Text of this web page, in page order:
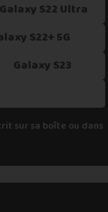
Galaxy S22 Ultra
S22+ 5G
Galaxy S23
sur sa boîte ou dans